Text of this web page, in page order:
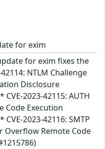
for exim
for exim fixes the
NTLM Challenge
Disclosure
2023-42115: AUTH
Code Execution
2023-42116: SMTP
Overflow Remote Code